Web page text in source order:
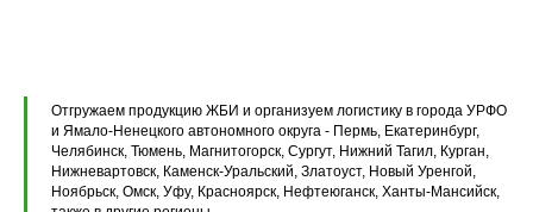
Отгружаем продукцию ЖБИ и организуем логистику в города УРФО
и Ямало-Ненецкого автономного округа - Пермь, Екатеринбург,
Челябинск, Тюмень, Магнитогорск, Сургут, Нижний Тагил, Курган,
Нижневартовск, Каменск-Уральский, Златоуст, Новый Уренгой,
Ноябрьск, Омск, Уфу, Красноярск, Нефтеюганск, Ханты-Мансийск,
Плиты перекрытия ПК
Плиты перекрытия ПБ